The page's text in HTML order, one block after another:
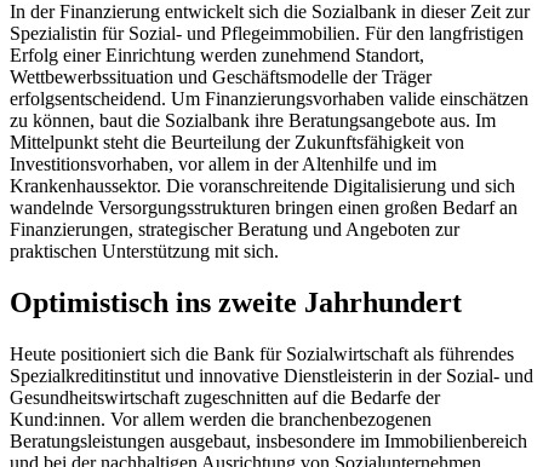
In der Finanzierung entwickelt sich die Sozialbank in dieser Zeit zur
Spezialistin für Sozial- und Pflegeimmobilien. Für den langfristigen
Erfolg einer Einrichtung werden zunehmend Standort,
Wettbewerbssituation und Geschäftsmodelle der Träger
erfolgsentscheidend. Um Finanzierungsvorhaben valide einschätzen
zu können, baut die Sozialbank ihre Beratungsangebote aus. Im
Mittelpunkt steht die Beurteilung der Zukunfts­fähigkeit von
Investitionsvorhaben, vor allem in der Altenhilfe und im
Krankenhaussektor. Die voranschreitende Digitalisierung und sich
wandelnde Versorgungsstrukturen bringen einen großen Bedarf an
Finanzierungen, strategischer Beratung und Angeboten zur
praktischen Unterstützung mit sich.
Optimistisch ins zweite Jahrhundert
Heute positioniert sich die Bank für Sozialwirtschaft als führendes
Spezialkreditinstitut und innovative Dienstleisterin in der Sozial- und
Gesundheitswirtschaft zugeschnitten auf die Bedarfe der
Kund:innen. Vor allem werden die branchenbezogenen
Beratungsleistungen ausgebaut, insbesondere im Immobilienbereich
und bei der nachhaltigen Ausrichtung von Sozialunternehmen.